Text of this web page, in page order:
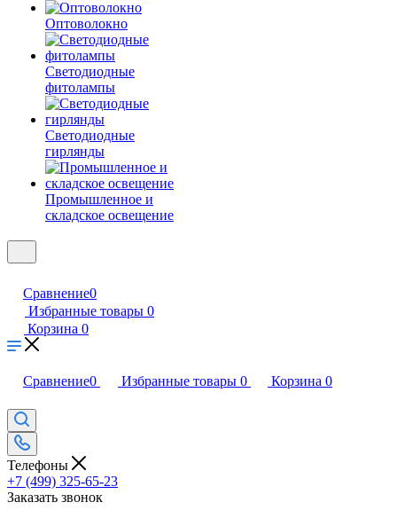
Оптоволокно
Светодиодные
фитолампы
Светодиодные
гирлянды
Промышленное и
складское освещение
Сравнение0
Избранные товары 0
Корзина 0
Сравнение0 Избранные товары 0 Корзина 0
Телефоны
+7 (499) 325-65-23
Заказать звонок